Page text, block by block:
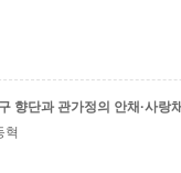
향단과 관가정의 안채·사랑
혁